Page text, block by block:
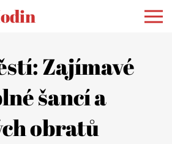
Zajímavé
šancí a
obratů